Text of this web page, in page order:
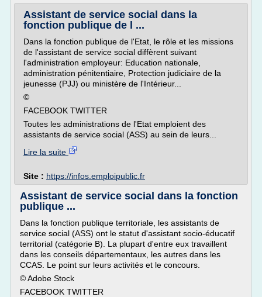
Assistant de service social dans la
fonction publique de l ...
Dans la fonction publique de l'Etat, le rôle et les missions
de l'assistant de service social diffèrent suivant
l'administration employeur: Education nationale,
administration pénitentiaire, Protection judiciaire de la
jeunesse (PJJ) ou ministère de l'Intérieur...
©
FACEBOOK TWITTER
Toutes les administrations de l'Etat emploient des
assistants de service social (ASS) au sein de leurs...
Lire la suite
Site : https://infos.emploipublic.fr
Assistant de service social dans la fonction
publique ...
Dans la fonction publique territoriale, les assistants de
service social (ASS) ont le statut d'assistant socio-éducatif
territorial (catégorie B). La plupart d'entre eux travaillent
dans les conseils départementaux, les autres dans les
CCAS. Le point sur leurs activités et le concours.
© Adobe Stock
FACEBOOK TWITTER